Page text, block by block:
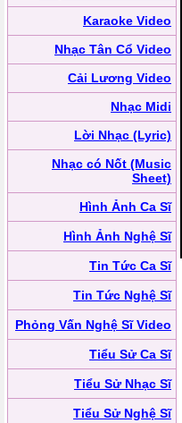
Karaoke Video
Nhạc Tân Cổ Video
Cải Lương Video
Nhạc Midi
Lời Nhạc (Lyric)
Nhạc có Nốt (Music
Sheet)
Hình Ảnh Ca Sĩ
Hình Ảnh Nghệ Sĩ
Tin Tức Ca Sĩ
Tin Tức Nghệ Sĩ
Phỏng Vấn Nghệ Sĩ Video
Tiểu Sử Ca Sĩ
Tiểu Sử Nhạc Sĩ
Tiểu Sử Nghệ Sĩ